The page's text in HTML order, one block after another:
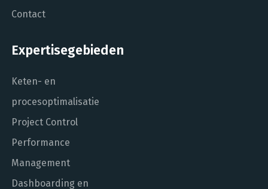
Contact
Expertisegebieden
Keten- en
procesoptimalisatie
Project Control
Performance
Management
Dashboarding en